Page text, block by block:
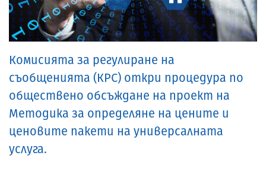
Комисията за регулиране на
съобщенията (КРС) откри процедура по
обществено обсъждане на проект на
Методика за определяне на цените и
ценовите пакети на универсалната
услуга.